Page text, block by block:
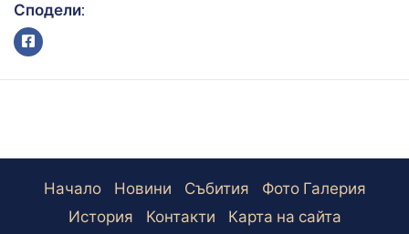
Сподели:
Начало Новини Събития
Фото Галерия
История
Контакти
Карта на сайта